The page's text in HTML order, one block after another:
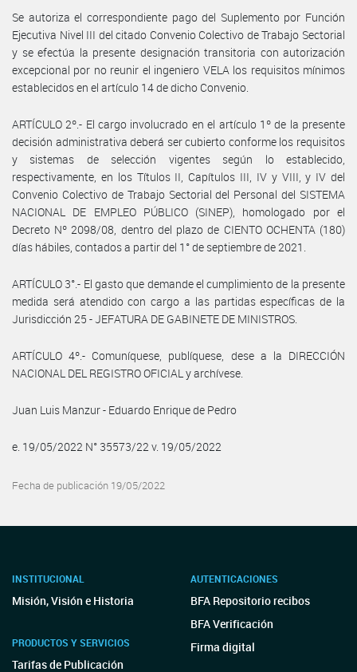
Se autoriza el correspondiente pago del Suplemento por Función
Ejecutiva Nivel III del citado Convenio Colectivo de Trabajo Sectorial
y se efectúa la presente designación transitoria con autorización
excepcional por no reunir el ingeniero VELA los requisitos mínimos
establecidos en el artículo 14 de dicho Convenio.
ARTÍCULO 2º.- El cargo involucrado en el artículo 1º de la presente
decisión administrativa deberá ser cubierto conforme los requisitos
y sistemas de selección vigentes según lo establecido,
respectivamente, en los Títulos II, Capítulos III, IV y VIII, y IV del
Convenio Colectivo de Trabajo Sectorial del Personal del SISTEMA
NACIONAL DE EMPLEO PÚBLICO (SINEP), homologado por el
Decreto Nº 2098/08, dentro del plazo de CIENTO OCHENTA (180)
días hábiles, contados a partir del 1° de septiembre de 2021.
ARTÍCULO 3°.- El gasto que demande el cumplimiento de la presente
medida será atendido con cargo a las partidas específicas de la
Jurisdicción 25 - JEFATURA DE GABINETE DE MINISTROS.
ARTÍCULO 4º.- Comuníquese, publíquese, dese a la DIRECCIÓN
NACIONAL DEL REGISTRO OFICIAL y archívese.
Juan Luis Manzur - Eduardo Enrique de Pedro
e. 19/05/2022 N° 35573/22 v. 19/05/2022
Fecha de publicación 19/05/2022
INSTITUCIONAL
Misión, Visión e Historia
PRODUCTOS Y SERVICIOS
Tarifas de Publicación
AUTENTICACIONES
BFA Repositorio recibos
BFA Verificación
Firma digital